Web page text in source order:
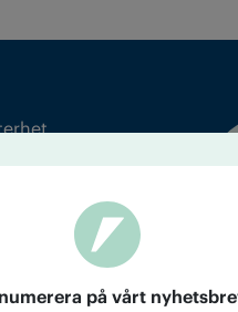
Stockholm
Janson Lundkvist,
på vårt